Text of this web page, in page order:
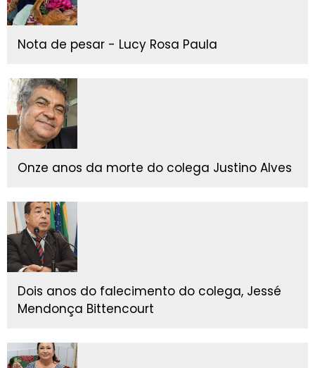
Nota de pesar - Lucy Rosa Paula
Onze anos da morte do colega Justino Alves
Dois anos do falecimento do colega, Jessé
Mendonça Bittencourt